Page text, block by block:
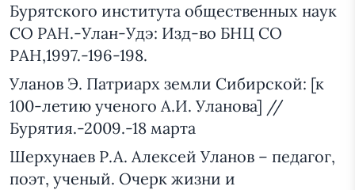
Бурятского института общественных наук
СО РАН.-Улан-Удэ: Изд-во БНЦ СО
РАН,1997.-196-198.
Уланов Э. Патриарх земли Сибирской: [к
100-летию ученого А.И. Уланова] //
Бурятия.-2009.-18 марта
Шерхунаев Р.А. Алексей Уланов – педагог,
поэт, ученый. Очерк жизни и